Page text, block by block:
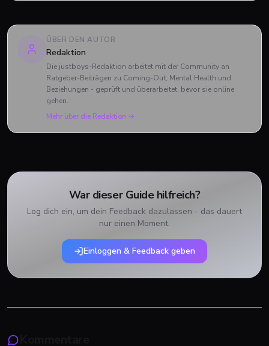
ÜBER DEN AUTOR
Redaktion
Die justboys-Redaktion arbeitet mit der Community an
Ratgeber-Beiträgen zu Coming-Out, Mental Health und
Beziehungen - geprüft und überarbeitet, bevor sie online
gehen.
Mehr über die Redaktion →
War dieser Guide hilfreich?
Log dich ein, um dein Feedback dazulassen - das dauert
nur einen Moment.
Einloggen & Feedback geben